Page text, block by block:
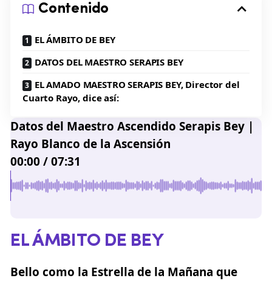
Contenido
EL ÁMBITO DE BEY
DATOS DEL MAESTRO SERAPIS BEY
EL AMADO MAESTRO SERAPIS BEY, Director del
Cuarto Rayo, dice así:
Datos del Maestro Ascendido Serapis Bey |
Rayo Blanco de la Ascensión
00:00 /07:31
EL ÁMBITO DE BEY
Bello como la Estrella de la Mañana que